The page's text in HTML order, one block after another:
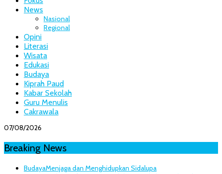
News
Nasional
Regional
Opini
Literasi
Wisata
Edukasi
Budaya
Kiprah Paud
Kabar Sekolah
Guru Menulis
Cakrawala
07/08/2026
Breaking News
BudayaMenjaga dan Menghidupkan Sidalupa